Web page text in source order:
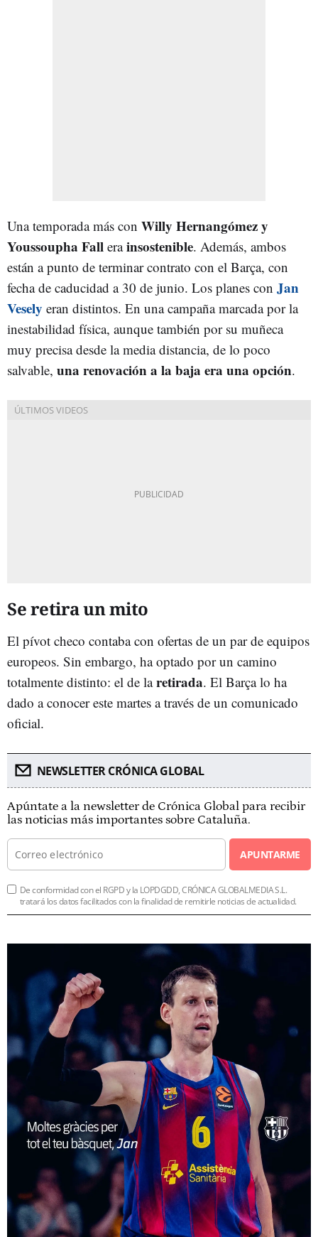
Una temporada más con Willy Hernangómez y
Youssoupha Fall erainsostenible. Además, ambos
están a punto de terminar contrato con el Barça, con
fecha de caducidad a 30 de junio. Los planes con Jan
Vesely eran distintos. En una campaña marcada por la
inestabilidad física, aunque también por su muñeca
muy precisa desde la media distancia, de lo poco
salvable, una renovación a la baja era una opción.
Se retira un mito
El pívot checo contaba con ofertas de un par de equipos
europeos. Sin embargo, ha optado por un camino
totalmente distinto: el de laretirada. El Barça lo ha
dado a conocer este martes a través de un comunicado
oficial.
NEWSLETTER CRÓNICA GLOBAL
Apúntate a la newsletter de Crónica Global para recibir
las noticias más importantes sobre Cataluña.
APUNTARME
De conformidad con el RGPD y la LOPDGDD, CRÓNICA GLOBALMEDIA S.L.
tratará los datos facilitados con la finalidad de remitirle noticias de actualidad.